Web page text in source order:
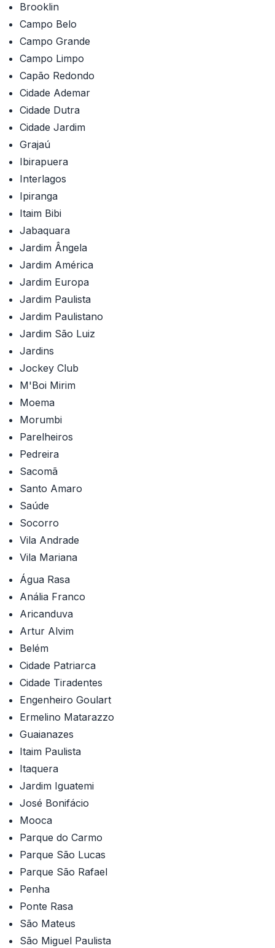
Brooklin
Campo Belo
Campo Grande
Campo Limpo
Capão Redondo
Cidade Ademar
Cidade Dutra
Cidade Jardim
Grajaú
Ibirapuera
Interlagos
Ipiranga
Itaim Bibi
Jabaquara
Jardim Ângela
Jardim América
Jardim Europa
Jardim Paulista
Jardim Paulistano
Jardim São Luiz
Jardins
Jockey Club
M'Boi Mirim
Moema
Morumbi
Parelheiros
Pedreira
Sacomã
Santo Amaro
Saúde
Socorro
Vila Andrade
Vila Mariana
Água Rasa
Anália Franco
Aricanduva
Artur Alvim
Belém
Cidade Patriarca
Cidade Tiradentes
Engenheiro Goulart
Ermelino Matarazzo
Guaianazes
Itaim Paulista
Itaquera
Jardim Iguatemi
José Bonifácio
Mooca
Parque do Carmo
Parque São Lucas
Parque São Rafael
Penha
Ponte Rasa
São Mateus
São Miguel Paulista